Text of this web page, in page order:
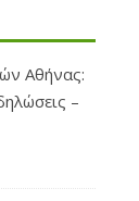
Αθήνας:
–